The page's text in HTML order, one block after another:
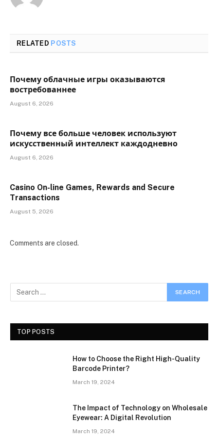
RELATED POSTS
Почему облачные игры оказываются
востребованнее
August 6, 2026
Почему все больше человек используют
искусственный интеллект каждодневно
August 6, 2026
Casino On-line Games, Rewards and Secure
Transactions
August 5, 2026
Comments are closed.
TOP POSTS
How to Choose the Right High-Quality
Barcode Printer?
March 19, 2024
The Impact of Technology on Wholesale
Eyewear: A Digital Revolution
March 19, 2024